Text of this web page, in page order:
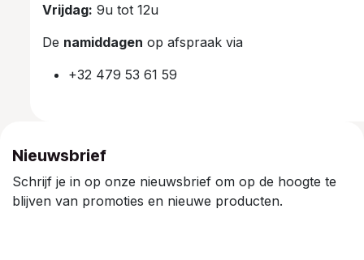
Vrijdag: 9u tot 12u
De namiddagen op afspraak via
+32 479 53 61 59
Nieuwsbrief
Schrijf je in op onze nieuwsbrief om op de hoogte te
blijven van promoties en nieuwe producten.